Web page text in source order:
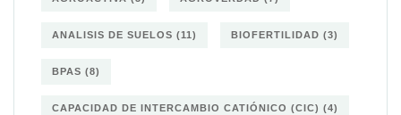
ANALISIS DE SUELOS (11) BIOFERTILIDAD (3)
BPAS (8)
CAPACIDAD DE INTERCAMBIO CATIÓNICO (CIC) (4)